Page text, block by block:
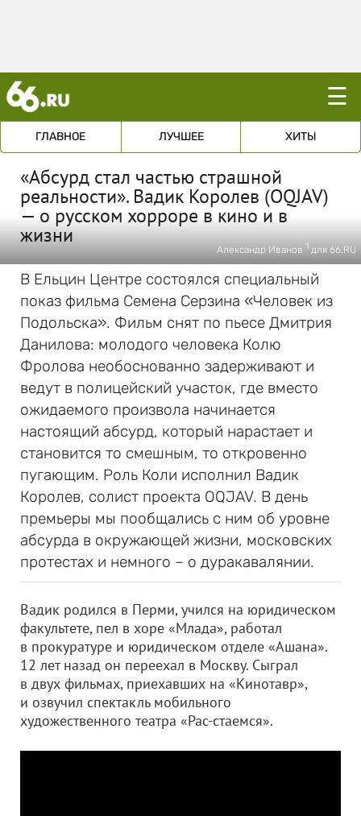
☰
ГЛАВНОЕ ЛУЧШЕЕ ХИТЫ
«Абсурд стал частью страшной
реальности». Вадик Королев (OQJAV)
— о русском хорроре в кино и в
жизни
Александр Иванов 1 для 66.RU
В Ельцин Центре состоялся специальный
показ фильма Семена Серзина «Человек из
Подольска». Фильм снят по пьесе Дмитрия
Данилова: молодого человека Колю
Фролова необоснованно задерживают и
ведут в полицейский участок, где вместо
ожидаемого произвола начинается
настоящий абсурд, который нарастает и
становится то смешным, то откровенно
пугающим. Роль Коли исполнил Вадик
Королев, солист проекта OQJAV. В день
премьеры мы пообщались с ним об уровне
абсурда в окружающей жизни, московских
протестах и немного – о дуракавалянии.
Вадик родился в Перми, учился на юридическом
факультете, пел в хоре «Млада», работал
в прокуратуре и юридическом отделе «Ашана».
12 лет назад он переехал в Москву. Сыграл
в двух фильмах, приехавших на «Кинотавр»,
и озвучил спектакль мобильного
художественного театра «Рас-стаемся».